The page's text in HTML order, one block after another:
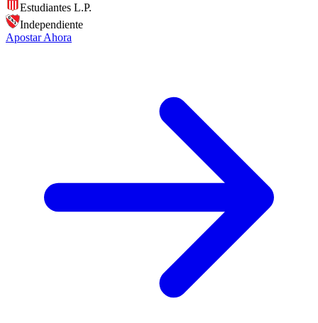
Estudiantes L.P.
Independiente
Apostar Ahora